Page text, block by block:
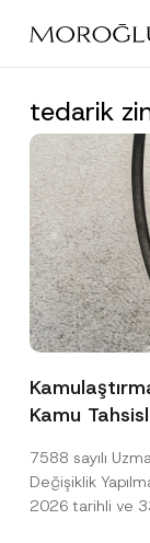
main
tedarik
Kamu
7588 sayılı
Değişiklik
2026 tarihli ve